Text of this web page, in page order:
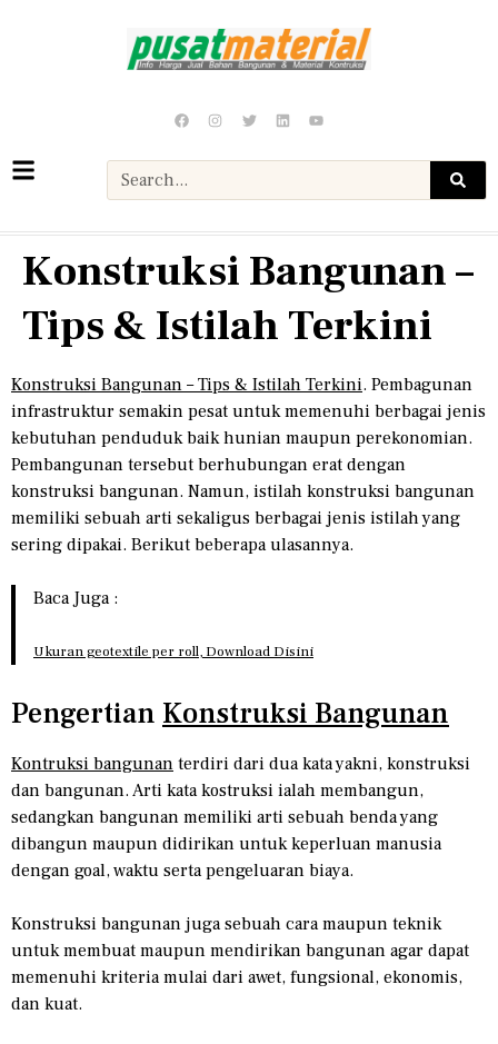
Konstruksi Bangunan –
Tips & Istilah Terkini
Konstruksi Bangunan – Tips & Istilah Terkini. Pembagunan
infrastruktur semakin pesat untuk memenuhi berbagai jenis
kebutuhan penduduk baik hunian maupun perekonomian.
Pembangunan tersebut berhubungan erat dengan
konstruksi bangunan. Namun, istilah konstruksi bangunan
memiliki sebuah arti sekaligus berbagai jenis istilah yang
sering dipakai. Berikut beberapa ulasannya.
Baca Juga :
Ukuran geotextile per roll, Download Disini
Pengertian Konstruksi Bangunan
Kontruksi bangunan terdiri dari dua kata yakni, konstruksi
dan bangunan. Arti kata kostruksi ialah membangun,
sedangkan bangunan memiliki arti sebuah benda yang
dibangun maupun didirikan untuk keperluan manusia
dengan goal, waktu serta pengeluaran biaya.
Konstruksi bangunan juga sebuah cara maupun teknik
untuk membuat maupun mendirikan bangunan agar dapat
memenuhi kriteria mulai dari awet, fungsional, ekonomis,
dan kuat.